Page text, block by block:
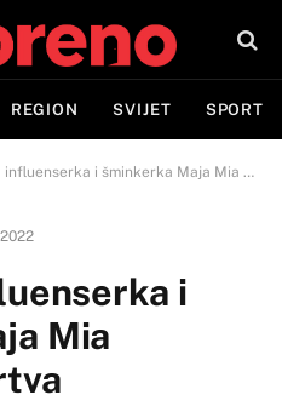
REGION SVIJET SPORT
i šminkerka Maja Mia pronađena mrtva
i
Mia